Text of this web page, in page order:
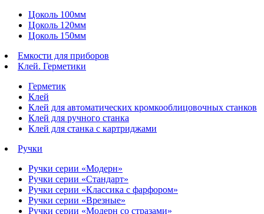
Цоколь 100мм
Цоколь 120мм
Цоколь 150мм
Емкости для приборов
Клей. Герметики
Герметик
Клей
Клей для автоматических кромкооблицовочных станков
Клей для ручного станка
Клей для станка с картриджами
Ручки
Ручки серии «Модерн»
Ручки серии «Стандарт»
Ручки серии «Классика с фарфором»
Ручки серии «Врезные»
Ручки серии «Модерн со стразами»